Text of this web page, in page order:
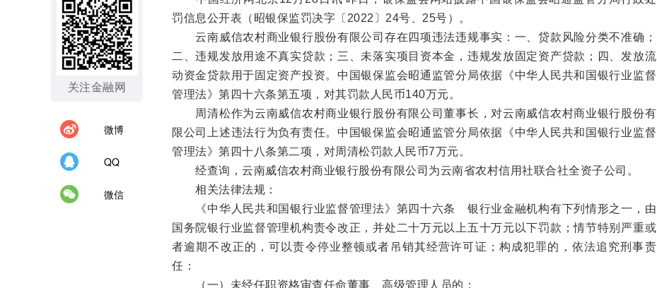
关注金融网
微博
QQ
微信
罚信息公开表（昭银保监罚决字〔2022〕24号、25号）。
云南威信农村商业银行股份有限公司存在四项违法违规事实：一、贷款风险分类不准确；
二、违规发放用途不真实贷款；三、未落实项目资本金，违规发放固定资产贷款；四、发放流
动资金贷款用于固定资产投资。中国银保监会昭通监管分局依据《中华人民共和国银行业监督
管理法》第四十六条第五项，对其罚款人民币140万元。
周清松作为云南威信农村商业银行股份有限公司董事长，对云南威信农村商业银行股份有
限公司上述违法行为负有责任。中国银保监会昭通监管分局依据《中华人民共和国银行业监督
管理法》第四十八条第二项，对周清松罚款人民币7万元。
经查询，云南威信农村商业银行股份有限公司为云南省农村信用社联合社全资子公司。
相关法律法规：
《中华人民共和国银行业监督管理法》第四十六条 银行业金融机构有下列情形之一，由
国务院银行业监督管理机构责令改正，并处二十万元以上五十万元以下罚款；情节特别严重或
者逾期不改正的，可以责令停业整顿或者吊销其经营许可证；构成犯罪的，依法追究刑事责
任：
（一）未经任职资格审查任命董事、高级管理人员的；